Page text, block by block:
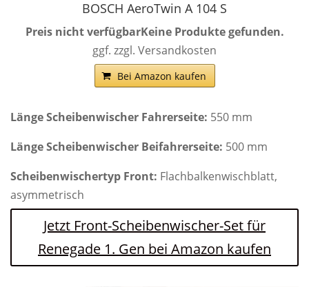
BOSCH AeroTwin A 104 S
Preis nicht verfügbarKeine Produkte gefunden.
ggf. zzgl. Versandkosten
Bei Amazon kaufen
Länge Scheibenwischer Fahrerseite: 550 mm
Länge Scheibenwischer Beifahrerseite: 500 mm
Scheibenwischertyp Front: Flachbalkenwischblatt,
asymmetrisch
Jetzt Front-Scheibenwischer-Set für
Renegade 1. Gen bei Amazon kaufen